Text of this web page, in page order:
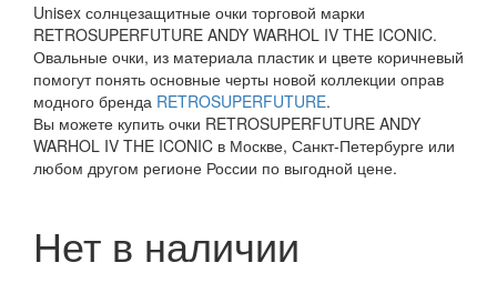
Unisex солнцезащитные очки торговой марки
RETROSUPERFUTURE ANDY WARHOL IV THE ICONIC.
Овальные очки, из материала пластик и цвете коричневый
помогут понять основные черты новой коллекции оправ
модного бренда RETROSUPERFUTURE.
Вы можете купить очки RETROSUPERFUTURE ANDY
WARHOL IV THE ICONIC в Москве, Санкт-Петербурге или
любом другом регионе России по выгодной цене.
Нет в наличии